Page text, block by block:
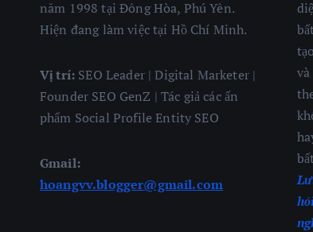
năm 1998 tại Đông Hòa, Phú Yên.
Hiện đang làm việc tại Hồ Chí Minh.
Vị trí: SEO Leader | Digital Marketer |
Founder SEO GenZ | Tác giả các ấn
phẩm Social Profile Entity SEO
Gmail:
hoangvv.blogger@gmail.com